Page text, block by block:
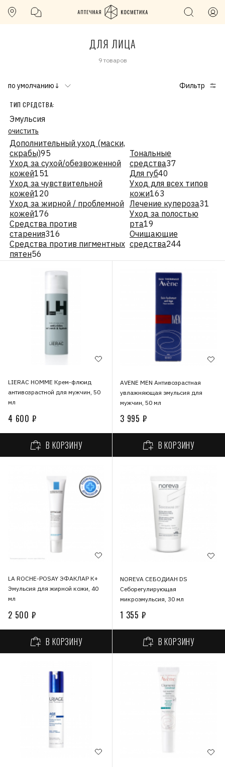
ДЛЯ ЛИЦА
9 товаров
по умолчанию↓ Фильтр
ТИП СРЕДСТВА:
Эмульсия
очистить
Дополнительный уход (маски,
скрабы)95
Уход за сухой/обезвоженной
кожей151
Уход за чувствительной
кожей120
Уход за жирной / проблемной
кожей176
Средства против
старения316
Средства против пигментных
пятен56
Тональные
средства37
Для губ40
Уход для всех типов
кожи163
Лечение купероза31
Уход за полостью
рта19
Очищающие
средства244
LIERAC HOMME Крем-флюид
антивозрастной для мужчин, 50
мл
4 600 ₽
В КОРЗИНУ
AVENE MEN Антивозрастная
увлажняющая эмульсия для
мужчин, 50 мл
3 995 ₽
В КОРЗИНУ
LA ROCHE-POSAY ЭФАКЛАР К+
Эмульсия для жирной кожи, 40
мл
2 500 ₽
В КОРЗИНУ
NOREVA СЕБОДИАН DS
Себорегулирующая
микроэмульсия, 30 мл
1 355 ₽
В КОРЗИНУ